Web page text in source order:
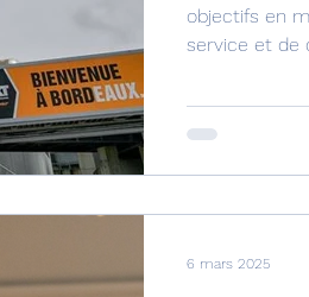
objectifs en
service et de
6 mars 2025